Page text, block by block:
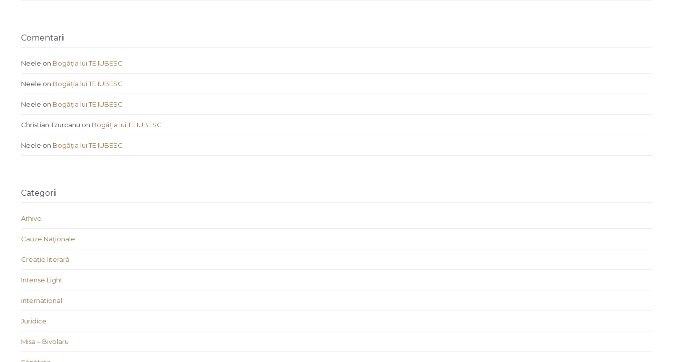
Comentarii
Neele on Bogăția lui TE IUBESC
Neele on Bogăția lui TE IUBESC
Neele on Bogăția lui TE IUBESC
Christian Tzurcanu on Bogăția lui TE IUBESC
Neele on Bogăția lui TE IUBESC
Categorii
Arhive
Cauze Naţionale
Creaţie literară
Intense Light
international
Juridice
Misa – Bivolaru